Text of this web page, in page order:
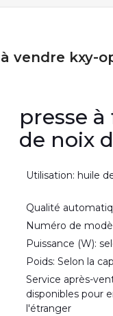
vendre kxy-
presse
de noix
Utilisation: huile
Qualité
Numéro de
Puissance (W):
Poids: Selon la
Service après-
disponibles pour
l'étranger